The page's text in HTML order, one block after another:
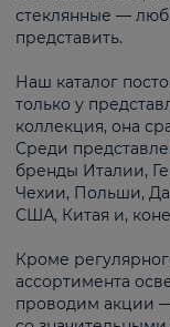
стеклянные —
представить.
Наш каталог
только у
коллекция, она
Среди
бренды Италии,
Чехии, Польши,
США, Китая и,
Кроме
ассортимента
проводим акции